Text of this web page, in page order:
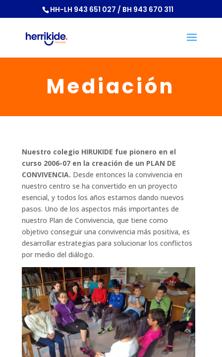
HH-LH 943 651 027 / BH 943 670 311
Mediación
Nuestro colegio HIRUKIDE fue pionero en el
curso 2006-07 en la creación de un PLAN DE
CONVIVENCIA. Desde entonces la convivencia en
nuestro centro se ha convertido en un proyecto
esencial, y todos los años estamos dando nuevos
pasos. Uno de los aspectos más importantes de
nuestro Plan de Convivencia, que tiene como
objetivo conseguir una convivencia más positiva, es
desarrollar estrategias para solucionar los conflictos
por medio del diálogo.